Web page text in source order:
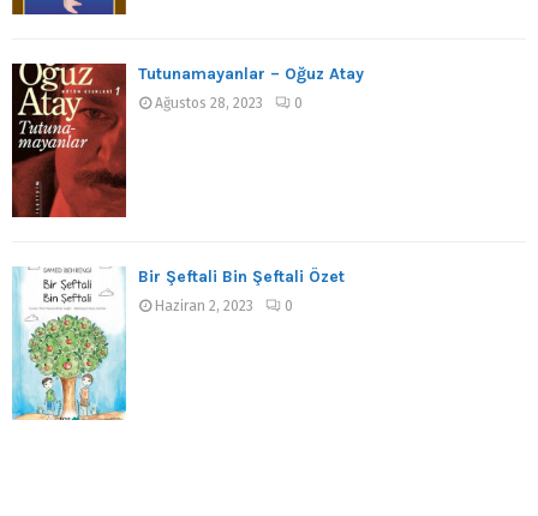
Tutunamayanlar – Oğuz Atay
Ağustos 28, 2023 0
Bir Şeftali Bin Şeftali Özet
Haziran 2, 2023 0